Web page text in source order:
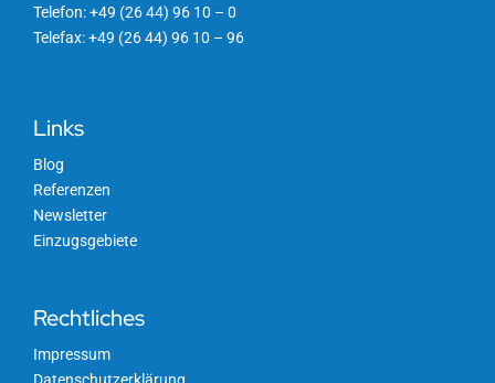
Telefon: +49 (26 44) 96 10 – 0
Telefax: +49 (26 44) 96 10 – 96
Links
Blog
Referenzen
Newsletter
Einzugsgebiete
Rechtliches
Impressum